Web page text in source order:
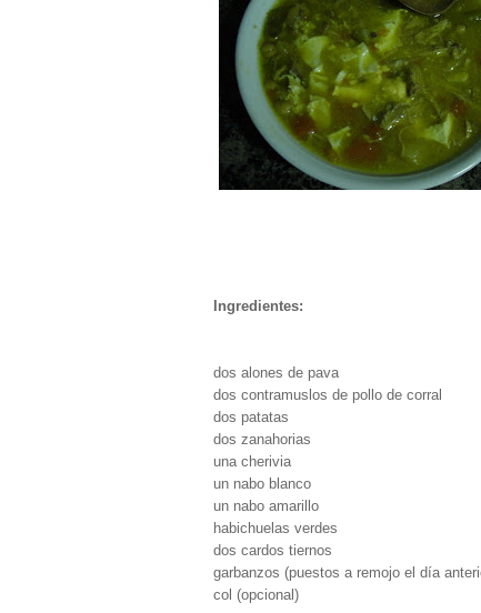
Ingredientes:
dos alones de pava
dos contramuslos de pollo de corral
dos patatas
dos zanahorias
una cherivia
un nabo blanco
un nabo amarillo
habichuelas verdes
dos cardos tiernos
garbanzos (puestos a remojo el día
col (opcional)